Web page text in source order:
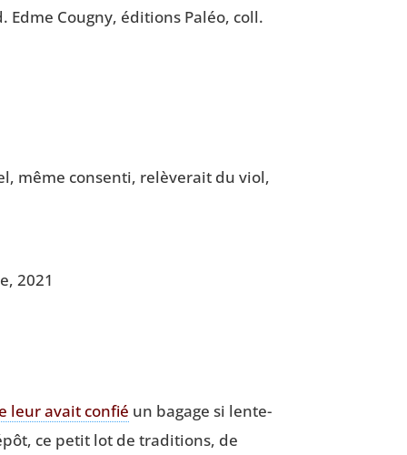
Edme Cou­gny, édi­tions Paléo, coll.
même consen­ti, relè­ve­rait du viol,
2021
leur avait confié un bagage si len­te­
ce petit lot de tra­di­tions, de